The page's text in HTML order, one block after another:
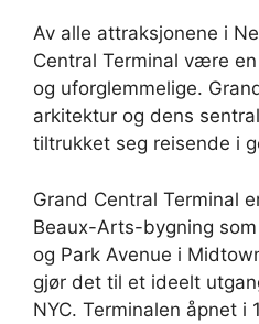
Av alle attraksjonene i
Central Terminal være
og uforglemmelige.
arkitektur og dens
tiltrukket seg reisende i
Grand Central Terminal
Beaux-Arts-bygning
og Park Avenue i
gjør det til et ideelt
NYC. Terminalen åpnet i